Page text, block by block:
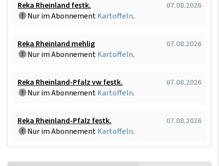
Reka Rheinland festk.
07.08.2026
Nur im AbonnementKartoffeln.
Reka Rheinland mehlig
07.08.2026
Nur im AbonnementKartoffeln.
Reka Rheinland-Pfalz vw festk.
07.08.2026
Nur im AbonnementKartoffeln.
Reka Rheinland-Pfalz festk.
07.08.2026
Nur im AbonnementKartoffeln.